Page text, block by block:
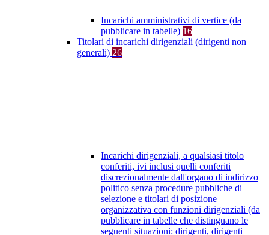
Incarichi amministrativi di vertice (da
pubblicare in tabelle) 16
Titolari di incarichi dirigenziali (dirigenti non
generali) 26
Incarichi dirigenziali, a qualsiasi titolo
conferiti, ivi inclusi quelli conferiti
discrezionalmente dall'organo di indirizzo
politico senza procedure pubbliche di
selezione e titolari di posizione
organizzativa con funzioni dirigenziali (da
pubblicare in tabelle che distinguano le
seguenti situazioni: dirigenti, dirigenti